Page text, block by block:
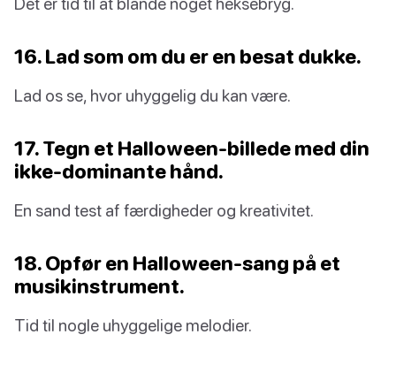
16. Lad som om du er en besat dukke.
Lad os se, hvor uhyggelig du kan være.
17. Tegn et Halloween-billede med din
ikke-dominante hånd.
En sand test af færdigheder og kreativitet.
18. Opfør en Halloween-sang på et
musikinstrument.
Tid til nogle uhyggelige melodier.